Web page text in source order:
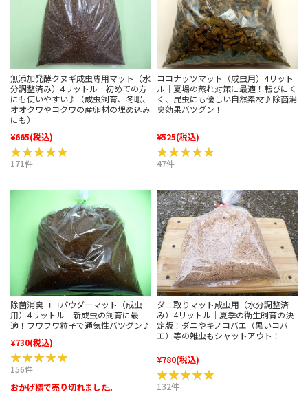
無添加発酵クヌギ成虫専用マット（水
分調整済み）4リットル｜初めての方
にも使いやすい♪（成虫飼育、冬眠、
オオクワやコクワの産卵材の埋め込み
にも）
¥665(税込)
★★★★★
★★★★★
171件
ココナッツマット（成虫用）4リット
ル｜夏場の蒸れ対策に最適！転びにく
く、昆虫にも優しい自然素材♪除菌消
臭効果バツグン！
¥525(税込)
★★★★★
★★★★★
47件
除菌消臭ココパウダーマット（成虫
用）4リットル｜新成虫の飼育に最
適！フワフワ粒子で通気性バツグン♪
¥730(税込)
★★★★★
★★★★★
156件
おかげ様で売り切れました。
ダニ取りマット成虫用（水分調整済
み）4リットル｜夏季の衛生飼育の決
定版！ダニやキノコバエ（黒いコバ
エ）等の雑虫もシャットアウト！
¥780(税込)
★★★★★
★★★★★
132件